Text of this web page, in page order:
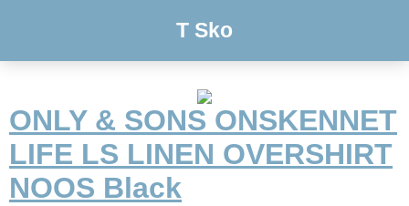
T Sko
ONLY & SONS ONSKENNET
LIFE LS LINEN OVERSHIRT
NOOS Black